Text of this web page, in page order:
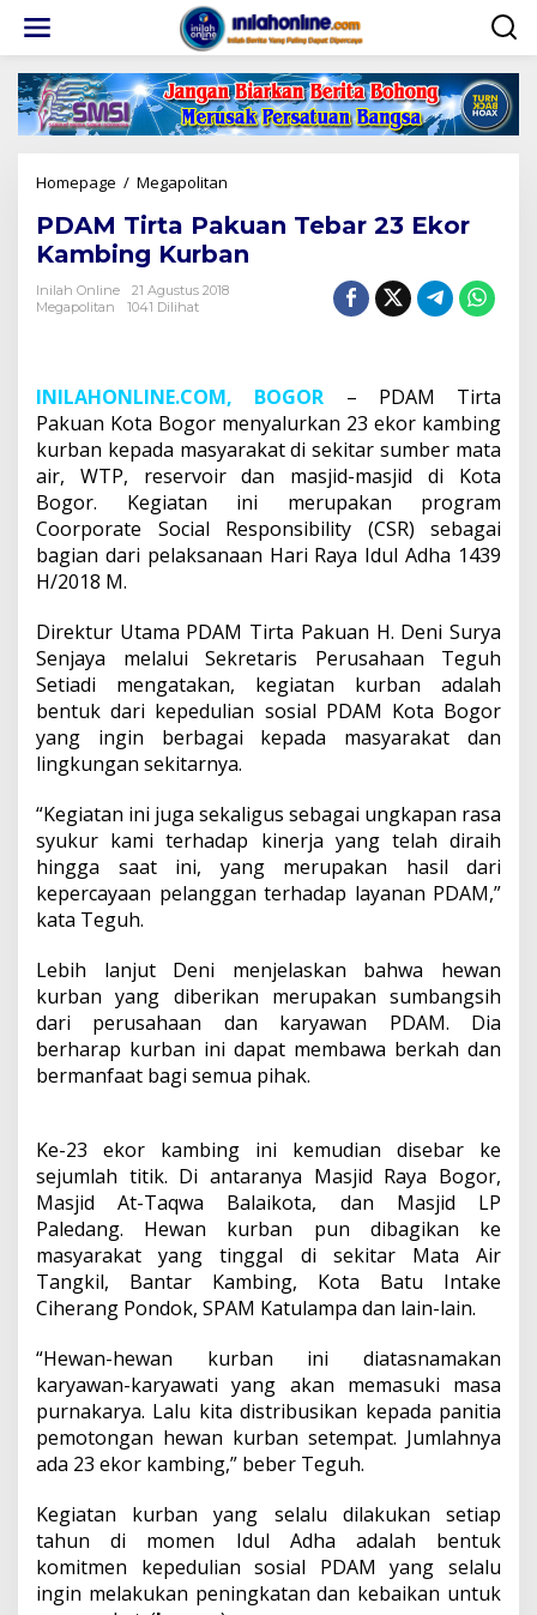
konten
Homepage / Megapolitan
Pakuan
Tebar
23
Ekor
PDAM Tirta Pakuan Tebar 23 Ekor
Kambing Kurban
Inilah Online
21 Agustus 2018
Megapolitan
1041 Dilihat
INILAHONLINE.COM, BOGOR – PDAM Tirta
Pakuan Kota Bogor menyalurkan 23 ekor kambing
kurban kepada masyarakat di sekitar sumber mata
air, WTP, reservoir dan masjid-masjid di Kota
Bogor. Kegiatan ini merupakan program
Coorporate Social Responsibility (CSR) sebagai
bagian dari pelaksanaan Hari Raya Idul Adha 1439
H/2018 M.
Direktur Utama PDAM Tirta Pakuan H. Deni Surya
Senjaya melalui Sekretaris Perusahaan Teguh
Setiadi mengatakan, kegiatan kurban adalah
bentuk dari kepedulian sosial PDAM Kota Bogor
yang ingin berbagai kepada masyarakat dan
lingkungan sekitarnya.
“Kegiatan ini juga sekaligus sebagai ungkapan rasa
syukur kami terhadap kinerja yang telah diraih
hingga saat ini, yang merupakan hasil dari
kepercayaan pelanggan terhadap layanan PDAM,”
kata Teguh.
Lebih lanjut Deni menjelaskan bahwa hewan
kurban yang diberikan merupakan sumbangsih
dari perusahaan dan karyawan PDAM. Dia
berharap kurban ini dapat membawa berkah dan
bermanfaat bagi semua pihak.
Ke-23 ekor kambing ini kemudian disebar ke
sejumlah titik. Di antaranya Masjid Raya Bogor,
Masjid At-Taqwa Balaikota, dan Masjid LP
Paledang. Hewan kurban pun dibagikan ke
masyarakat yang tinggal di sekitar Mata Air
Tangkil, Bantar Kambing, Kota Batu Intake
Ciherang Pondok, SPAM Katulampa dan lain-lain.
“Hewan-hewan kurban ini diatasnamakan
karyawan-karyawati yang akan memasuki masa
purnakarya. Lalu kita distribusikan kepada panitia
pemotongan hewan kurban setempat. Jumlahnya
ada 23 ekor kambing,” beber Teguh.
Kegiatan kurban yang selalu dilakukan setiap
tahun di momen Idul Adha adalah bentuk
komitmen kepedulian sosial PDAM yang selalu
ingin melakukan peningkatan dan kebaikan untuk